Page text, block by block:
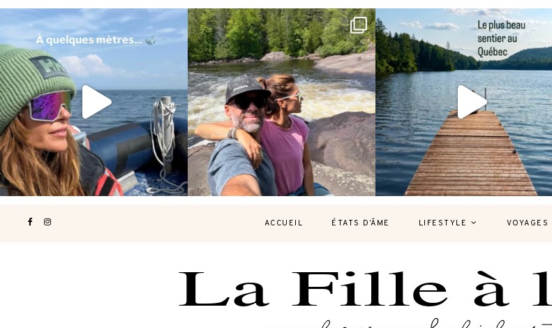
Voir une baleine en photo, c’est
impressionnant 🐋...
190
Les Laurentides, le Québec version
nature.
...
308 47
Et si je te disais qu’il existe un sentier où
126 37
ACCUEIL ÉTATS D’ÂME LIFESTYLE VOYAGES